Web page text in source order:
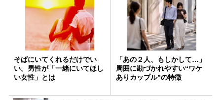
そばにいてくれるだけでい
い。男性が「一緒にいてほし
い女性」とは
「あの２人、もしかして…」
周囲に勘づかれやすい“ワケ
ありカップル”の特徴